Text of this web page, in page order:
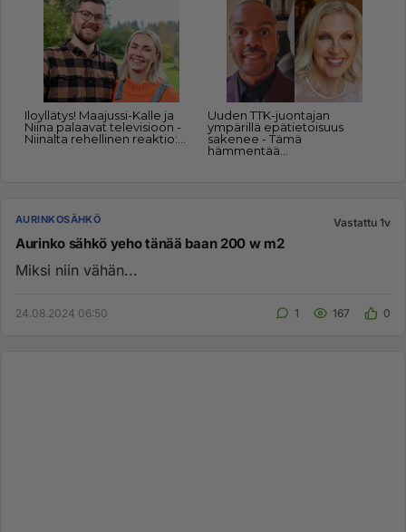
AURINKOSÄHKÖ Vastattu 1v
Aurinko sähkö yeho tänää baan 200 w m2
Miksi niin vähän...
24.08.2024 06:50 1 167 0